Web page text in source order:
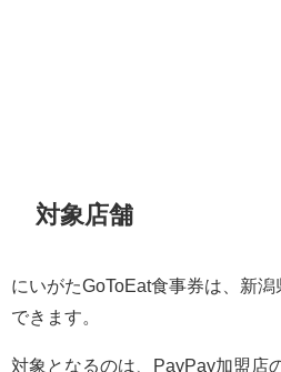
対象店舗
にいがたGoToEat食事券は、新
できます。
対象となるのは、PayPay加盟店